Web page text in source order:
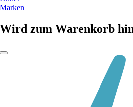
Marken
Wird zum Warenkorb